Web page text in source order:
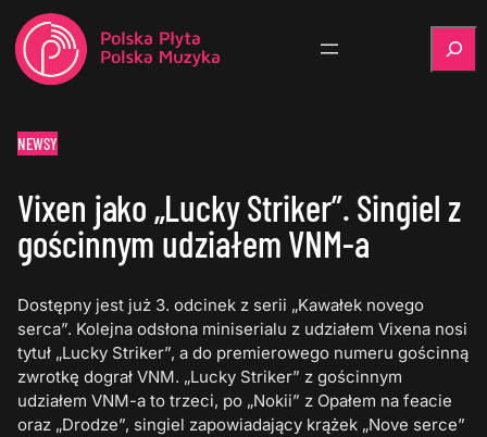
NEWSY
Vixen jako „Lucky Striker”. Singiel z
gościnnym udziałem VNM-a
Dostępny jest już 3. odcinek z serii „Kawałek novego
serca”. Kolejna odsłona miniserialu z udziałem Vixena nosi
tytuł „Lucky Striker”, a do premierowego numeru gościnną
zwrotkę dograł VNM. „Lucky Striker” z gościnnym
udziałem VNM-a to trzeci, po „Nokii” z Opałem na feacie
oraz „Drodze”, singiel zapowiadający krążek „Nove serce”